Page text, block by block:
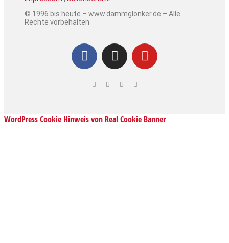
© 1996 bis heute – www.dammglonker.de – Alle
Rechte vorbehalten
WordPress Cookie Hinweis von Real Cookie Banner